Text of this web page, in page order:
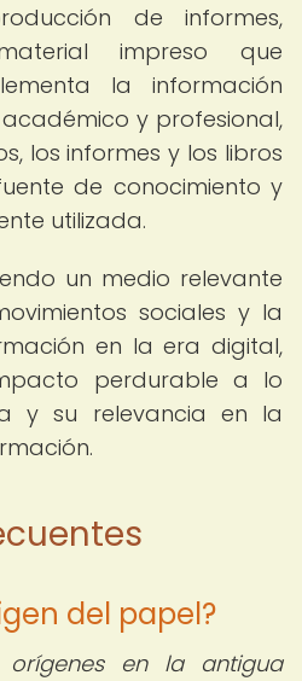
de informes,
impreso que
la información
y profesional,
los informes y los libros
de conocimiento y
utilizada.
un medio relevante
sociales y la
en la era digital,
perdurable a lo
y su relevancia en la
del papel?
en la antigua